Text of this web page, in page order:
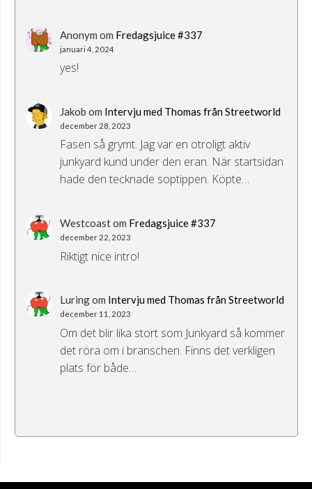
Anonym om Fredagsjuice #337
januari 4, 2024
yes!
Jakob om Intervju med Thomas från Streetworld
december 28, 2023
Fasen så grymt. Jag var en otroligt aktiv
junkyard kund under den eran. När startsidan
hade den tecknade soptippen. Köpte…
Westcoastom Fredagsjuice #337
december 22, 2023
Riktigt nice intro!
Luringom Intervju med Thomas från Streetworld
december 11, 2023
Om det blir lika stort som Junkyard så kommer
det röra om i branschen. Finns det verkligen
plats för både…